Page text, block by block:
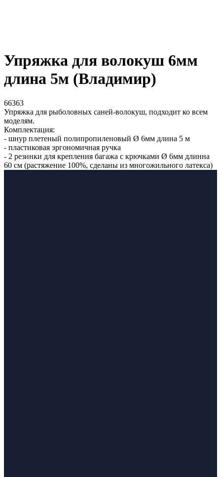
Упряжка для волокуш 6мм
длина 5м (Владимир)
66363
Упряжка для рыболовных саней-волокуш, подходит ко всем
моделям.
Комплектация:
- шнур плетеный полипропиленовый Ø 6мм длина 5 м
- пластиковая эргономичная ручка
- 2 резинки для крепления багажа с крючками Ø 6мм длинна
60 см (растяжение 100%, сделаны из многожильного латекса)